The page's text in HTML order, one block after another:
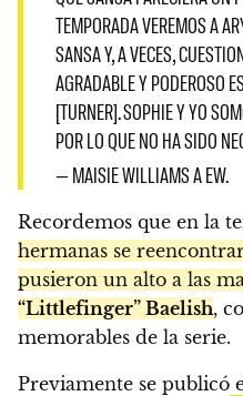
TEMPORADA VEREMOS A
SANSA Y, A VECES,
AGRADABLE Y PODEROSO
[TURNER]. SOPHIE Y YO
POR LO QUE NO HA SIDO
— MAISIE WILLIAMS A EW.
Recordemos que en la
hermanas se
pusieron un alto a las
“Littlefinger” Baelish,
memorables de la serie.
Previamente se publicó